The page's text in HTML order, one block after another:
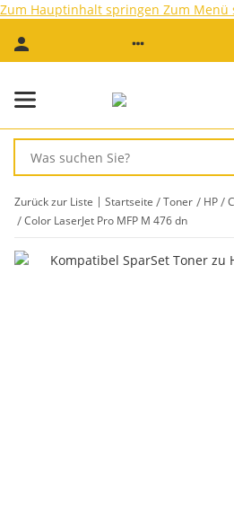
Zum Hauptinhalt springen Zum Menü
Zurück zur Liste Startseite Toner HP
Color LaserJet Pro MFP M 476 dn